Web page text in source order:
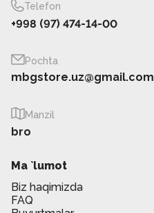
Telefon
+998 (97) 474-14-00
Pochta
mbgstore.uz@gmail.com
Manzil
bro
Ma `lumot
Biz haqimizda
FAQ